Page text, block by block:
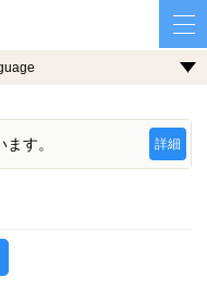
す。 詳細